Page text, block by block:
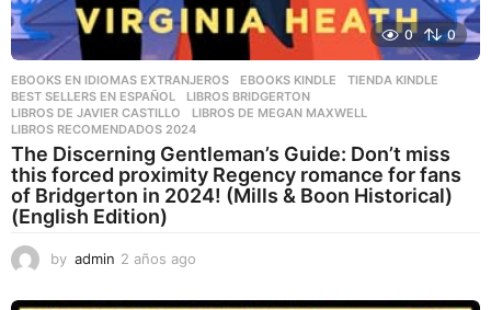
0 0
EBOOKS EN IDIOMAS EXTRANJEROS ,EBOOKS KINDLE ,TIENDA KINDLE
BEST SELLERS EN ESPAÑOL
,LIBROS BRIDGERTON
LIBROS DE JAVIER CASTILLO
,LIBROS DE MEGAN MAXWELL
LIBROS RECOMENDADOS 2024
The Discerning Gentleman’s Guide: Don’t miss
this forced proximity Regency romance for fans
of Bridgerton in 2024! (Mills & Boon Historical)
(English Edition)
by admin 2 años ago
ñ